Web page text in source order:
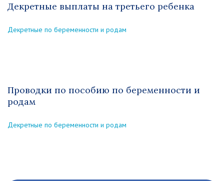
Декретные выплаты на третьего ребенка
Декретные по беременности и родам
Проводки по пособию по беременности и
родам
Декретные по беременности и родам